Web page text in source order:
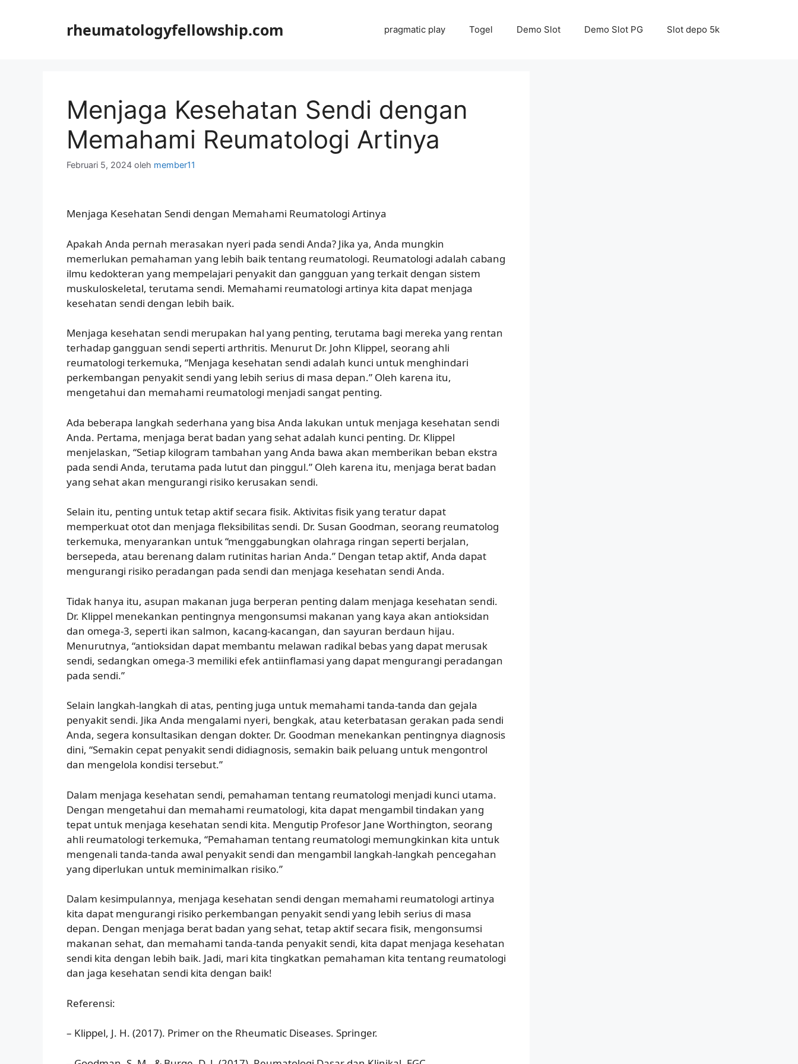
rheumatologyfellowship.com pragmatic play Togel Demo Slot Demo Slot PG Slot depo 5k
Menjaga Kesehatan Sendi dengan
Memahami Reumatologi Artinya
Februari 5, 2024 oleh member11
Menjaga Kesehatan Sendi dengan Memahami Reumatologi Artinya
Apakah Anda pernah merasakan nyeri pada sendi Anda? Jika ya, Anda mungkin
memerlukan pemahaman yang lebih baik tentang reumatologi. Reumatologi adalah cabang
ilmu kedokteran yang mempelajari penyakit dan gangguan yang terkait dengan sistem
muskuloskeletal, terutama sendi. Memahami reumatologi artinya kita dapat menjaga
kesehatan sendi dengan lebih baik.
Menjaga kesehatan sendi merupakan hal yang penting, terutama bagi mereka yang rentan
terhadap gangguan sendi seperti arthritis. Menurut Dr. John Klippel, seorang ahli
reumatologi terkemuka, “Menjaga kesehatan sendi adalah kunci untuk menghindari
perkembangan penyakit sendi yang lebih serius di masa depan.” Oleh karena itu,
mengetahui dan memahami reumatologi menjadi sangat penting.
Ada beberapa langkah sederhana yang bisa Anda lakukan untuk menjaga kesehatan sendi
Anda. Pertama, menjaga berat badan yang sehat adalah kunci penting. Dr. Klippel
menjelaskan, “Setiap kilogram tambahan yang Anda bawa akan memberikan beban ekstra
pada sendi Anda, terutama pada lutut dan pinggul.” Oleh karena itu, menjaga berat badan
yang sehat akan mengurangi risiko kerusakan sendi.
Selain itu, penting untuk tetap aktif secara fisik. Aktivitas fisik yang teratur dapat
memperkuat otot dan menjaga fleksibilitas sendi. Dr. Susan Goodman, seorang reumatolog
terkemuka, menyarankan untuk “menggabungkan olahraga ringan seperti berjalan,
bersepeda, atau berenang dalam rutinitas harian Anda.” Dengan tetap aktif, Anda dapat
mengurangi risiko peradangan pada sendi dan menjaga kesehatan sendi Anda.
Tidak hanya itu, asupan makanan juga berperan penting dalam menjaga kesehatan sendi.
Dr. Klippel menekankan pentingnya mengonsumsi makanan yang kaya akan antioksidan
dan omega-3, seperti ikan salmon, kacang-kacangan, dan sayuran berdaun hijau.
Menurutnya, “antioksidan dapat membantu melawan radikal bebas yang dapat merusak
sendi, sedangkan omega-3 memiliki efek antiinflamasi yang dapat mengurangi peradangan
pada sendi.”
Selain langkah-langkah di atas, penting juga untuk memahami tanda-tanda dan gejala
penyakit sendi. Jika Anda mengalami nyeri, bengkak, atau keterbatasan gerakan pada sendi
Anda, segera konsultasikan dengan dokter. Dr. Goodman menekankan pentingnya diagnosis
dini, “Semakin cepat penyakit sendi didiagnosis, semakin baik peluang untuk mengontrol
dan mengelola kondisi tersebut.”
Dalam menjaga kesehatan sendi, pemahaman tentang reumatologi menjadi kunci utama.
Dengan mengetahui dan memahami reumatologi, kita dapat mengambil tindakan yang
tepat untuk menjaga kesehatan sendi kita. Mengutip Profesor Jane Worthington, seorang
ahli reumatologi terkemuka, “Pemahaman tentang reumatologi memungkinkan kita untuk
mengenali tanda-tanda awal penyakit sendi dan mengambil langkah-langkah pencegahan
yang diperlukan untuk meminimalkan risiko.”
Dalam kesimpulannya, menjaga kesehatan sendi dengan memahami reumatologi artinya
kita dapat mengurangi risiko perkembangan penyakit sendi yang lebih serius di masa
depan. Dengan menjaga berat badan yang sehat, tetap aktif secara fisik, mengonsumsi
makanan sehat, dan memahami tanda-tanda penyakit sendi, kita dapat menjaga kesehatan
sendi kita dengan lebih baik. Jadi, mari kita tingkatkan pemahaman kita tentang reumatologi
dan jaga kesehatan sendi kita dengan baik!
Referensi:
– Klippel, J. H. (2017). Primer on the Rheumatic Diseases. Springer.